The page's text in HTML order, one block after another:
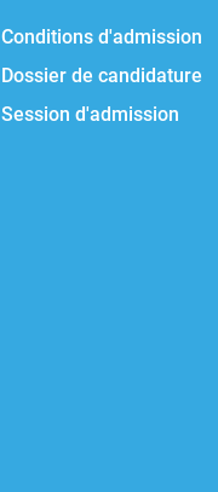
Conditions d'admission
Dossier de candidature
Session d'admission